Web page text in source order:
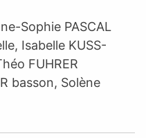
Sophie PASCAL
Isabelle KUSS-
FUHRER
basson, Solène